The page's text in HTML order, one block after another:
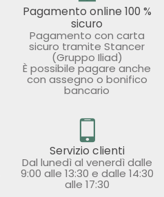
Pagamento online 100 %
sicuro
Pagamento con carta
sicuro tramite Stancer
(Gruppo Iliad)
È possibile pagare anche
con assegno o bonifico
bancario
Servizio clienti
Dal lunedì al venerdì dalle
9:00 alle 13:30 e dalle 14:30
alle 17:30